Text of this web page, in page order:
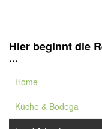
Hier beginnt die
...
Home
Küche & Bodega